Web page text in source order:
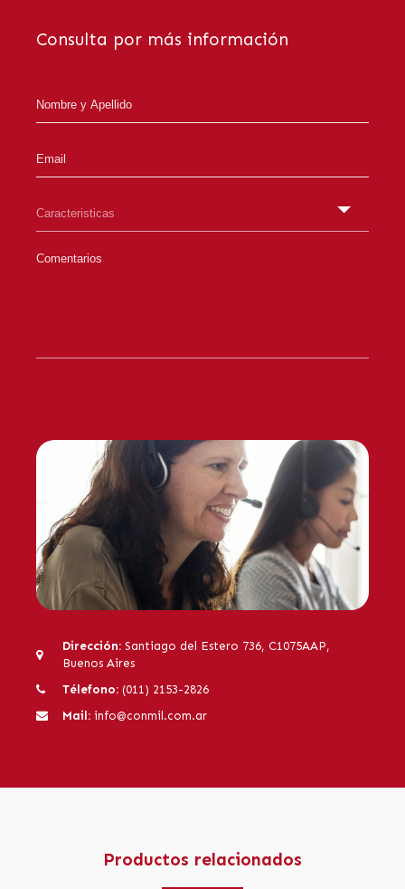
Consulta por más información
Dirección:Santiago del Estero 736, C1075AAP,
Buenos Aires
Télefono:(011) 2153-2826
Mail:info@conmil.com.ar
Productos relacionados